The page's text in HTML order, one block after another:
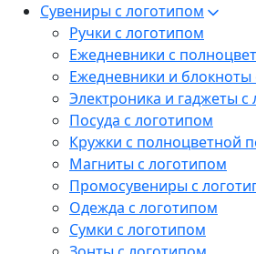
Сувениры с логотипом
Ручки с логотипом
Ежедневники с
Ежедневники и блокноты
Электроника и гаджеты с
Посуда с логотипом
Кружки с полноцветной
Магниты с логотипом
Промосувениры с
Одежда с логотипом
Сумки с логотипом